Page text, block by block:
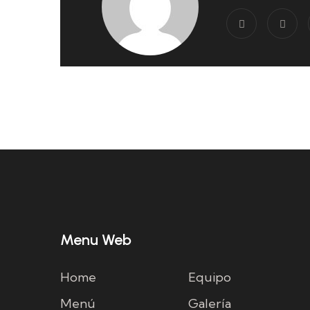
Menu Web
Home
Equipo
Menú
Galería